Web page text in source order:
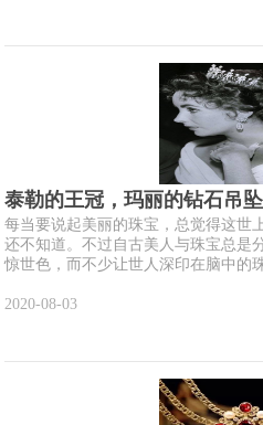
泰勒的王冠，玛丽的钻石吊
每当要说起美丽的珠宝，总觉得这世
还不知道。不过自古美人与珠宝总是
惊世色，而不少让世人深印在脑中的
2020-08-03